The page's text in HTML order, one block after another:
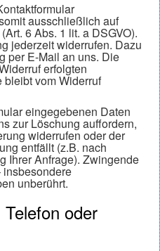
ausschließlich auf
6 Abs. 1 lit. a DSGVO).
jederzeit widerrufen. Dazu
per E-Mail an uns. Die
erfolgten
vom Widerruf
eingegebenen Daten
zur Löschung auffordern,
widerrufen oder der
entfällt (z.B. nach
Ihrer Anfrage). Zwingende
unberührt.
oder